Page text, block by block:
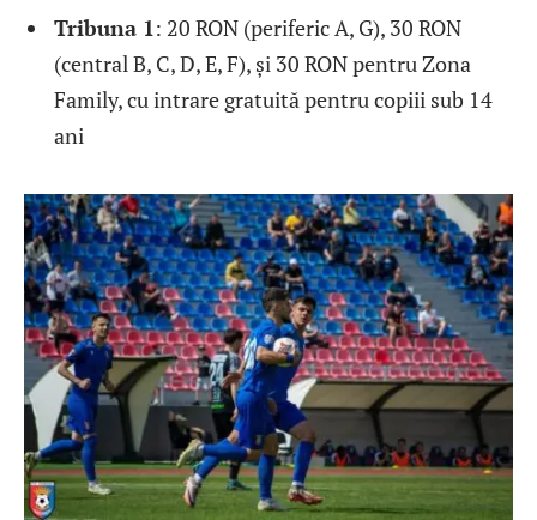
Tribuna 1: 20 RON (periferic A, G), 30 RON
(central B, C, D, E, F), și 30 RON pentru Zona
Family, cu intrare gratuită pentru copiii sub 14
ani